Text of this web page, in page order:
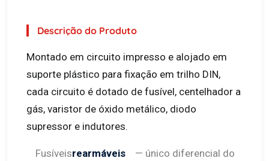
Descrição do Produto
Montado em circuito impresso e alojado em
suporte plástico para fixação em trilho DIN,
cada circuito é dotado de fusível, centelhador a
gás, varistor de óxido metálico, diodo
supressor e indutores.
Fusíveisrearmáveis
— único diferencial do